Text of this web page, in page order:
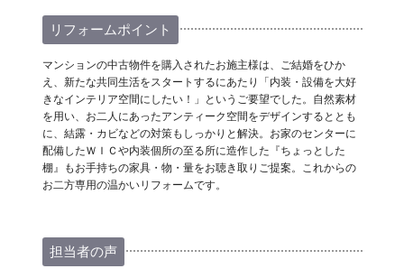
リフォームポイント
マンションの中古物件を購入されたお施主様は、ご結婚をひか
え、新たな共同生活をスタートするにあたり「内装・設備を大好
きなインテリア空間にしたい！」というご要望でした。自然素材
を用い、お二人にあったアンティーク空間をデザインするととも
に、結露・カビなどの対策もしっかりと解決。お家のセンターに
配備したＷＩＣや内装個所の至る所に造作した『ちょっとした
棚』もお手持ちの家具・物・量をお聴き取りご提案。これからの
お二方専用の温かいリフォームです。
担当者の声